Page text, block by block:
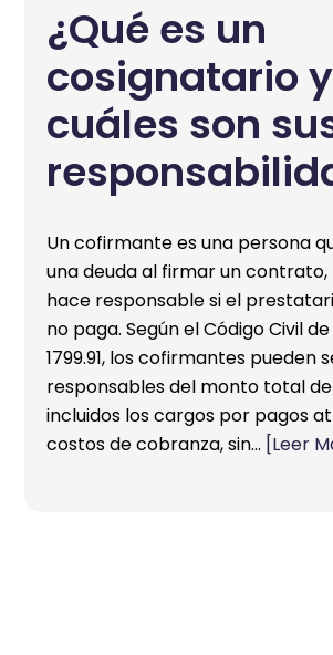
¿Qué es un
cosignatario y
cuáles son
Un cofirmante es una persona
una deuda al firmar un contrato,
hace responsable si el
no paga. Según el Código Civil
1799.91, los cofirmantes pueden
responsables del monto total
incluidos los cargos por pagos
costos de cobranza, sin… [Leer